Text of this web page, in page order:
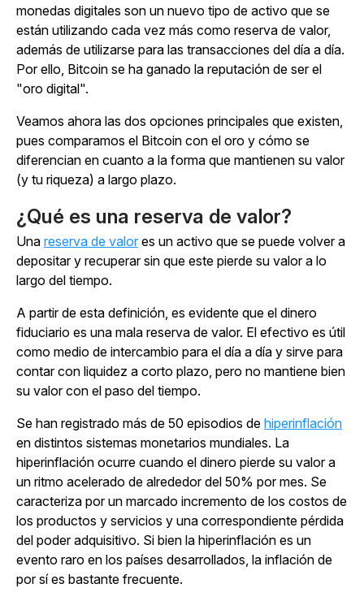
monedas digitales son un nuevo tipo de activo que se
están utilizando cada vez más como reserva de valor,
además de utilizarse para las transacciones del día a día.
Por ello, Bitcoin se ha ganado la reputación de ser el
"oro digital".
Veamos ahora las dos opciones principales que existen,
pues comparamos el Bitcoin con el oro y cómo se
diferencian en cuanto a la forma que mantienen su valor
(y tu riqueza) a largo plazo.
¿Qué es una reserva de valor?
Una reserva de valor es un activo que se puede volver a
depositar y recuperar sin que este pierde su valor a lo
largo del tiempo.
A partir de esta definición, es evidente que el dinero
fiduciario es una mala reserva de valor. El efectivo es útil
como medio de intercambio para el día a día y sirve para
contar con liquidez a corto plazo, pero no mantiene bien
su valor con el paso del tiempo.
Se han registrado más de 50 episodios de hiperinflación
en distintos sistemas monetarios mundiales. La
hiperinflación ocurre cuando el dinero pierde su valor a
un ritmo acelerado de alrededor del 50% por mes. Se
caracteriza por un marcado incremento de los costos de
los productos y servicios y una correspondiente pérdida
del poder adquisitivo. Si bien la hiperinflación es un
evento raro en los países desarrollados, la inflación de
por sí es bastante frecuente.